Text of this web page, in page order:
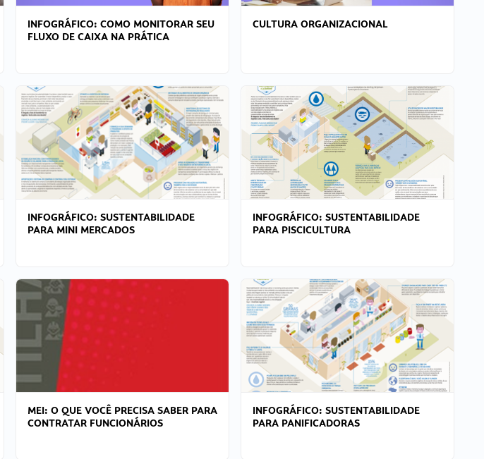
INFOGRÁFICO: COMO MONITORAR SEU
FLUXO DE CAIXA NA PRÁTICA
CULTURA ORGANIZACIONAL
INFOGRÁFICO: SUSTENTABILIDADE
PARA MINI MERCADOS
INFOGRÁFICO: SUSTENTABILIDADE
PARA PISCICULTURA
MEI: O QUE VOCÊ PRECISA SABER PARA
CONTRATAR FUNCIONÁRIOS
INFOGRÁFICO: SUSTENTABILIDADE
PARA PANIFICADORAS